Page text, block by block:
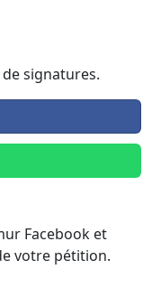
signatures.
Facebook et
votre pétition.